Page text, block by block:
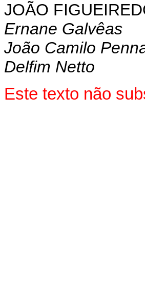
JOÃO
Ernane Galvêas
João Camilo
Delfim Netto
Este texto não